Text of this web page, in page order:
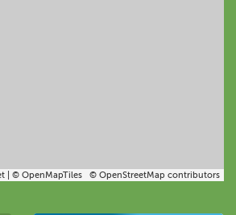
© OpenMapTiles © OpenStreetMap contributors